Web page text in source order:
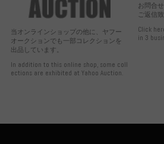
当オンラインショップの他に、ヤフー
オークションでも一部コレクションを
出品しています。
In addition to this online shop, some coll
ections are exhibited at Yahoo Auction.
お問合
ご返信
Click
in 3